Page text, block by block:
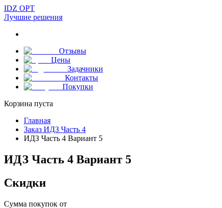
IDZ OPT
Лучшие решения
Отзывы
Цены
Задачники
Контакты
Покупки
Корзина пуста
Главная
Заказ ИДЗ Часть 4
ИДЗ Часть 4 Вариант 5
ИДЗ Часть 4 Вариант 5
Скидки
Сумма покупок от